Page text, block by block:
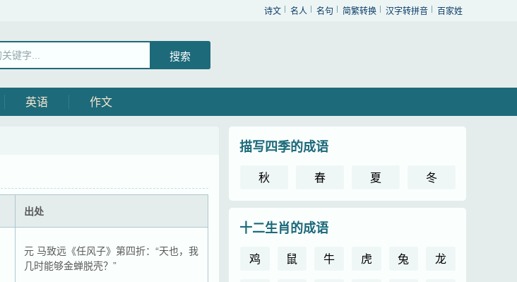
诗文 名人 名句 简繁转换 汉字转拼音 百家姓
英语 作文
出处
元 马致远《任风子》第四折：“天也，我
几时能够金蝉脱壳？”
描写四季的成语
秋 春 夏 冬
十二生肖的成语
鸡 鼠 牛 虎 兔
龙